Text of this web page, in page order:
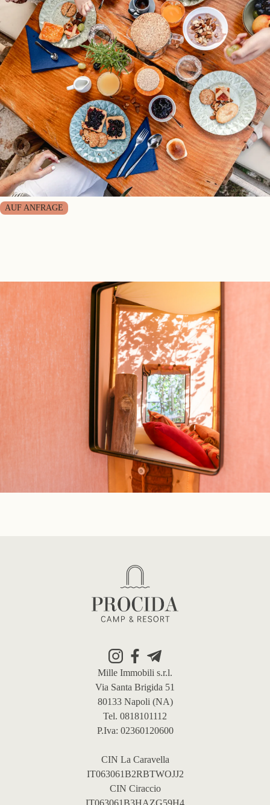
AUF ANFRAGE
Mille Immobili s.r.l.
Via Santa Brigida 51
80133 Napoli (NA)
Tel. 0818101112
P.Iva: 02360120600
CIN La Caravella
IT063061B2RBTWOJJ2
CIN Ciraccio